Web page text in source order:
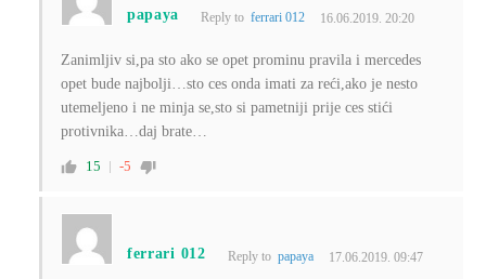
papaya Reply toferrari 012 16.06.2019. 20:20
Zanimljiv si,pa sto ako se opet prominu pravila i mercedes
opet bude najbolji…sto ces onda imati za reći,ako je nesto
utemeljeno i ne minja se,sto si pametniji prije ces stići
protivnika…daj brate…
15 -5
ferrari 012 Reply to papaya 17.06.2019. 09:47